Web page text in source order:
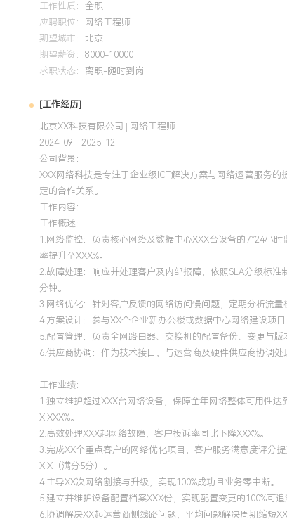
工作性质： 全职
应聘职位：
网络工程师
期望城市： 北京
期望薪资： 8000-10000
求职状态： 离职-随时到岗
[工作经历]
北京XX科技有限公司 | 网络工程师
2024-09 - 2025-12
公司背景：
XXX网络科技是专注于企业级ICT解决方案与网络运营服务
定的合作关系。
工作内容：
工作概述：
1.网络监控：负责核心网络及数据中心XXX台设备的7*24小
率提升至XXX%。
2.故障处理：响应并处理客户及内部报障，依照SLA分级标
分钟。
3.网络优化：针对客户反馈的网络访问慢问题，定期分析流
4.方案设计：参与XX个企业新办公楼或数据中心网络建设项
5.配置管理：负责全网路由器、交换机的配置备份、变更与
6.供应商协调：作为技术接口，与运营商及硬件供应商协调
工作业绩：
1.独立维护超过XXX台网络设备，保障全年网络整体可用性达
X.XXX%。
2.高效处理XXX起网络故障，客户投诉率同比下降XXX%。
3.完成XX个重点客户的网络优化项目，客户服务满意度评分提
X.X（满分5分）。
4.主导XX次网络割接与升级，实现100%成功且业务零中断。
5.建立并维护设备配置档案XXX份，实现配置变更的100%可追
6.协调解决XX起运营商侧线路问题，平均问题解决周期缩短